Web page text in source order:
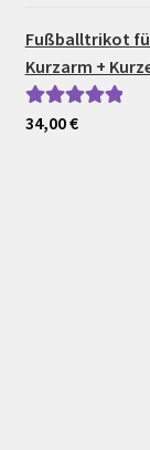
Fußballtrikot
Kurzarm +
Bewertet mit
34,00€